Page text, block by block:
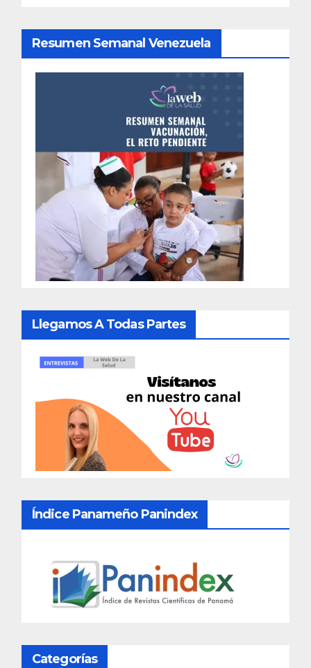
Resumen Semanal Venezuela
Llegamos A Todas Partes
Índice Panameño Panindex
Categorías